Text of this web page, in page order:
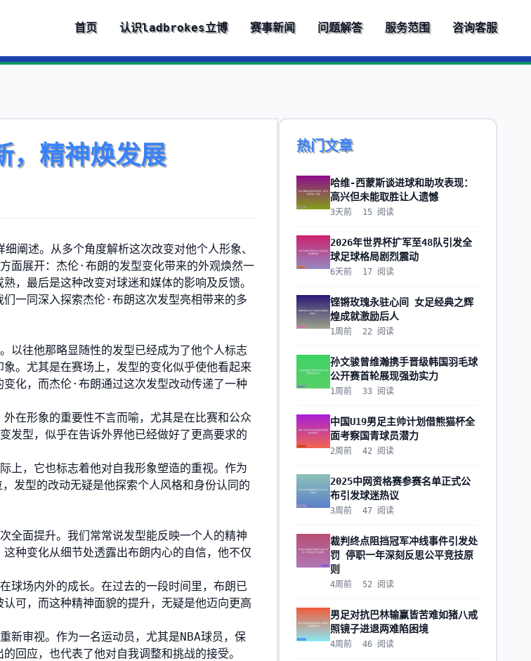
首页 认识ladbrokes立博 赛事新闻 问题解答 服务范围 咨询客服
，精神焕发展
述。从多个角度解析这次改变对他个人形象、
面展开：杰伦·布朗的发型变化带来的外观焕然一
，最后是这种改变对球迷和媒体的影响及反馈。
一同深入探索杰伦·布朗这次发型亮相带来的多
以往他那略显随性的发型已经成为了他个人标志
。尤其是在赛场上，发型的变化似乎使他看起来
化，而杰伦·布朗通过这次发型改动传递了一种
在形象的重要性不言而喻，尤其是在比赛和公众
发型，似乎在告诉外界他已经做好了更高要求的
上，它也标志着他对自我形象塑造的重视。作为
发型的改动无疑是他探索个人风格和身份认同的
全面提升。我们常常说发型能反映一个人的精神
种变化从细节处透露出布朗内心的自信，他不仅
球场内外的成长。在过去的一段时间里，布朗已
可，而这种精神面貌的提升，无疑是他迈向更高
新审视。作为一名运动员，尤其是NBA球员，保
回应，也代表了他对自我调整和挑战的接受。
热门文章
哈维-西蒙斯谈进球和助攻表现：
高兴但未能取胜让人遗憾
3天前 15 阅读
2026年世界杯扩军至48队引发全
球足球格局剧烈震动
6天前 17 阅读
铿锵玫瑰永驻心间 女足经典之辉
煌成就激励后人
1周前 22 阅读
孙文骏曾维瀚携手晋级韩国羽毛球
公开赛首轮展现强劲实力
1周前 33 阅读
中国U19男足主帅计划借熊猫杯全
面考察国青球员潜力
2周前 42 阅读
2025中网资格赛参赛名单正式公
布引发球迷热议
3周前 47 阅读
裁判终点阻挡冠军冲线事件引发处
罚 停职一年深刻反思公平竞技原
则
4周前 52 阅读
男足对抗巴林输赢皆苦难如猪八戒
照镜子进退两难陷困境
4周前 46 阅读